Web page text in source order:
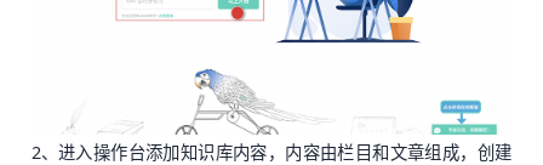
2、进入操作台添加知识库内容，内容由栏目和文章组成，创建